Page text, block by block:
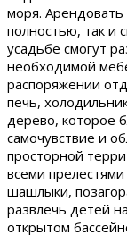
моря.
полностью, так и
усадьбе смогут
необходимой
распоряжении
печь,
дерево, которое
самочувствие и
просторной
всеми
шашлыки,
развлечь детей
открытом